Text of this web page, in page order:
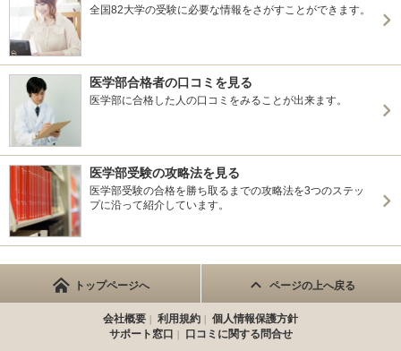
全国82大学の受験に必要な情報をさがすことができます。
医学部合格者の口コミを見る
医学部に合格した人の口コミをみることが出来ます。
医学部受験の攻略法を見る
医学部受験の合格を勝ち取るまでの攻略法を3つのステッ
プに沿って紹介しています。
トップページへ ページの上へ戻る
会社概要 利用規約
個人情報保護方針
サポート窓口
口コミに関する問合せ